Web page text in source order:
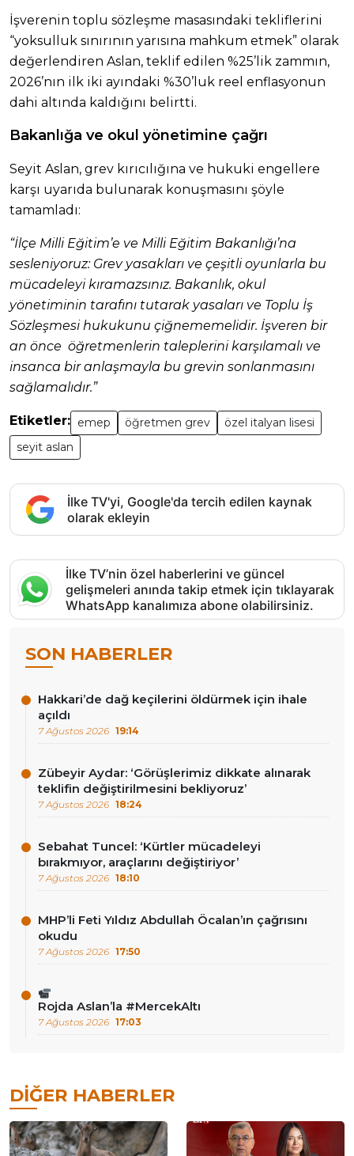
İşverenin toplu sözleşme masasındaki tekliflerini
“yoksulluk sınırının yarısına mahkum etmek” olarak
değerlendiren Aslan, teklif edilen %25’lik zammın,
2026’nın ilk iki ayındaki %30’luk reel enflasyonun
dahi altında kaldığını belirtti.
Bakanlığa ve okul yönetimine çağrı
Seyit Aslan, grev kırıcılığına ve hukuki engellere
karşı uyarıda bulunarak konuşmasını şöyle
tamamladı:
“İlçe Milli Eğitim’e ve Milli Eğitim Bakanlığı’na
sesleniyoruz: Grev yasakları ve çeşitli oyunlarla bu
mücadeleyi kıramazsınız. Bakanlık, okul
yönetiminin tarafını tutarak yasaları ve Toplu İş
Sözleşmesi hukukunu çiğnememelidir. İşveren bir
an önce öğretmenlerin taleplerini karşılamalı ve
insanca bir anlaşmayla bu grevin sonlanmasını
sağlamalıdır.”
Etiketler: emep öğretmen grev
özel italyan lisesi
seyit aslan
İlke TV'yi, Google'da tercih edilen kaynak
olarak ekleyin
İlke TV’nin özel haberlerini ve güncel
gelişmeleri anında takip etmek için tıklayarak
WhatsApp kanalımıza abone olabilirsiniz.
SON HABERLER
Hakkari’de dağ keçilerini öldürmek için ihale
açıldı
7 Ağustos 2026 19:14
Zübeyir Aydar: ‘Görüşlerimiz dikkate alınarak
teklifin değiştirilmesini bekliyoruz’
7 Ağustos 2026 18:24
Sebahat Tuncel: ‘Kürtler mücadeleyi
bırakmıyor, araçlarını değiştiriyor’
7 Ağustos 2026 18:10
MHP’li Feti Yıldız Abdullah Öcalan’ın çağrısını
okudu
7 Ağustos 2026 17:50
Rojda Aslan’la #MercekAltı
7 Ağustos 2026 17:03
DIĞER HABERLER